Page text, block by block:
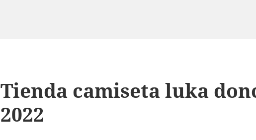
Tienda camiseta luka
2022